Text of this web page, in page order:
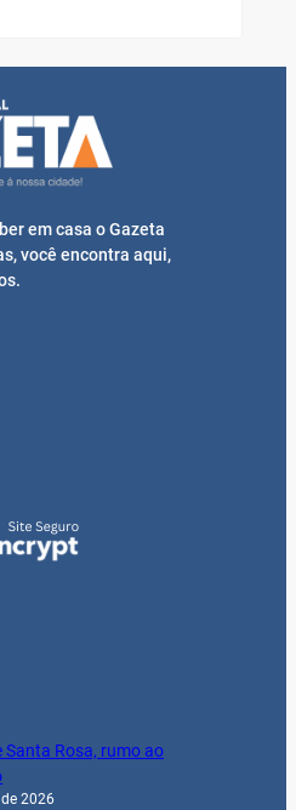
em casa o Gazeta
você encontra aqui,
Santa Rosa, rumo ao
2026